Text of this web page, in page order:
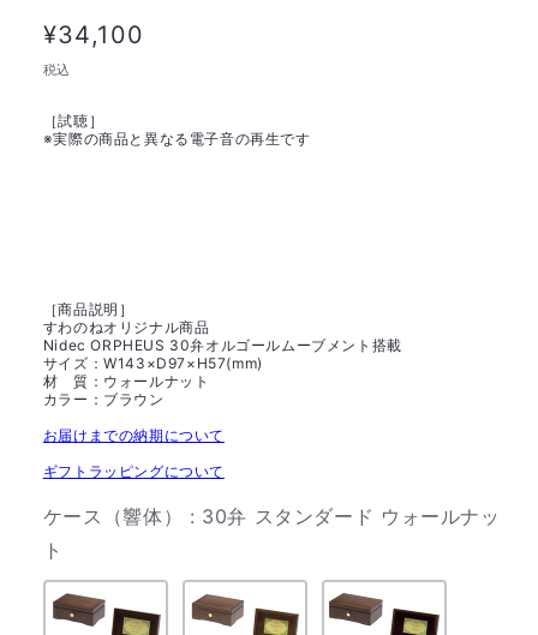
通
常
格
¥34,100
税込
［試聴］
※実際の商品と異なる電子音の再生です
［商品説明］
すわのねオリジナル商品
Nidec ORPHEUS 30弁オルゴールムーブメント搭載
サイズ：W143×D97×H57(mm)
材 質：ウォールナット
カラー：ブラウン
お届けまでの納期について
ギフトラッピングについて
ケース（響体） : 30弁 スタンダード ウォールナッ
ト